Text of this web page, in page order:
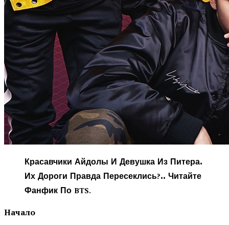
Красавчики Айдолы И Девушка Из Питера.
Их Дороги Правда Пересеклись?.. Читайте
Фанфик По BTS.
Начало